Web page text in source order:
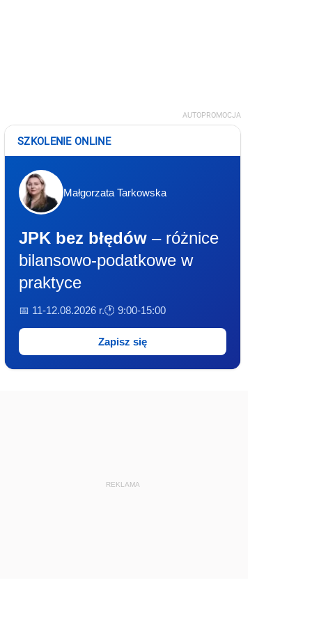
AUTOPROMOCJA
SZKOLENIE ONLINE
Małgorzata Tarkowska
JPK bez błędów – różnice
bilansowo-podatkowe w
praktyce
📅 11-12.08.2026 r.🕐 9:00-15:00
Zapisz się
REKLAMA